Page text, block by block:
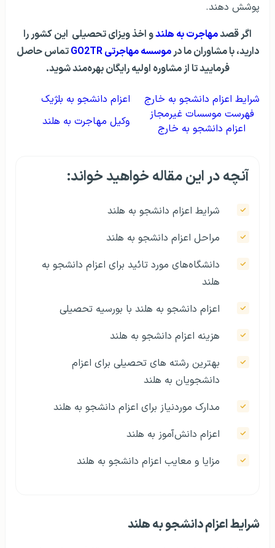
پوشش دهند.
اگر قصدمهاجرت به هلندو اخذ ویزای تحصیلی این کشور را
دارید، با مشاوران ما درموسسه مهاجرتی GO2TR
تماس حاصل
فرمایید تا از مشاوره اولیه رایگان بهره‌مند شوید.
شرایط اعزام دانشجو به خارج
اعزام دانشجو به بلژیک
فهرست موسسات غیرمجاز
اعزام دانشجو به خارج
وکیل مهاجرت به هلند
آنچه در این مقاله خواهید خواند:
شرایط اعزام دانشجو به هلند
مراحل اعزام دانشجو به هلند
دانشگاه‌های مورد تائید برای اعزام دانشجو به
هلند
اعزام دانشجو به هلند با بورسیه تحصیلی
هزینه اعزام دانشجو به هلند
بهترین رشته­ های تحصیلی برای اعزام
دانشجویان به هلند
مدارک موردنیاز برای اعزام دانشجو به هلند
اعزام دانش‌آموز به هلند
مزایا و معایب اعزام دانشجو به هلند
شرایط اعزام دانشجو به هلند